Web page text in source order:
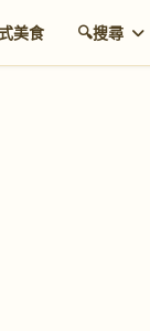
美食 🔍搜尋